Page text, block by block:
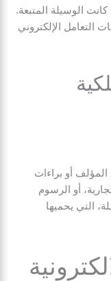
الوسيلة المتبعة.
التعامل الإلكتروني
أو براءات
أو الرسوم
التي يحميها